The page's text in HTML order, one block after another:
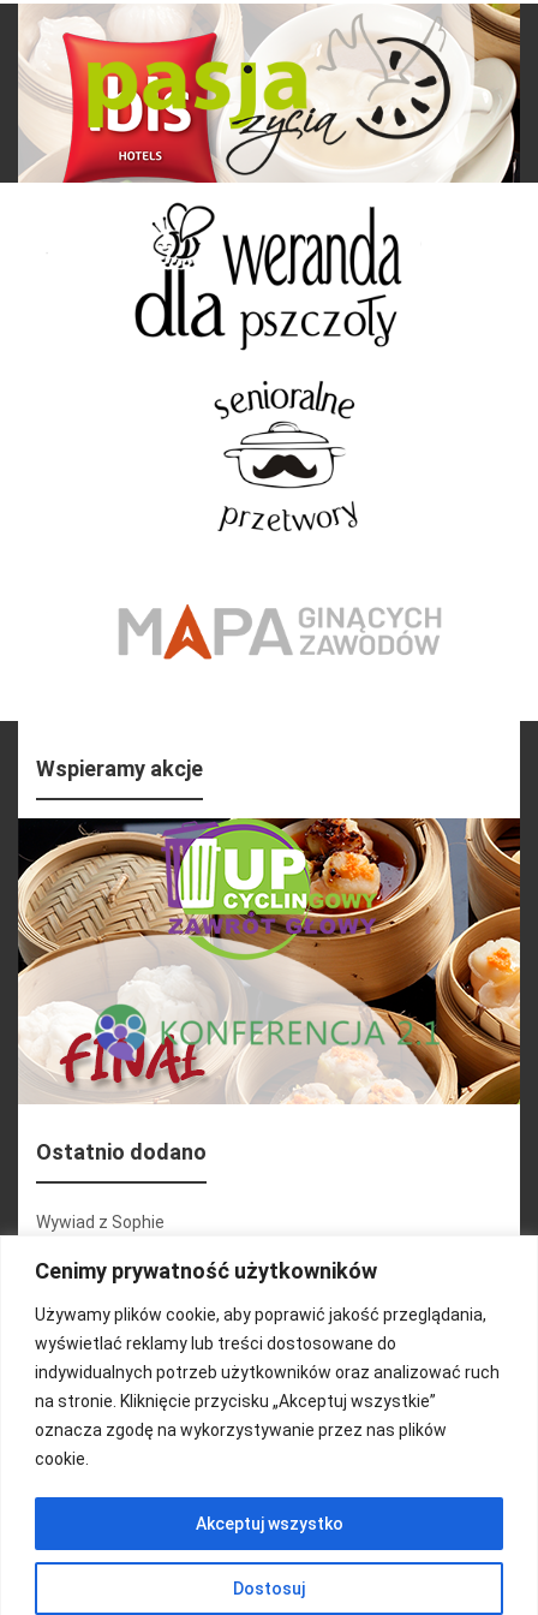
Cenimy prywatność użytkowników
Używamy plików cookie, aby poprawić jakość przeglądania,
wyświetlać reklamy lub treści dostosowane do
indywidualnych potrzeb użytkowników oraz analizować ruch
na stronie. Kliknięcie przycisku „Akceptuj wszystkie”
oznacza zgodę na wykorzystywanie przez nas plików
cookie.
Dostosuj
Akceptuj wszystko
Wspieramy akcje
Ostatnio dodano
Wywiad z Sophie
Konferencja 2.1
Martyna Wojciechowska
Relacja zdjęciowa 25.09.2024r (cz.2)
Wywiady z uczestnikami
FUNDACJA KOLOROWO